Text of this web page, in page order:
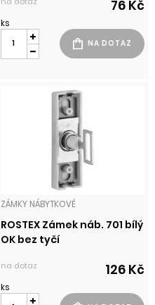
76 Kč
ks
ZÁMKY NÁBYTKOVÉ
ROSTEX Zámek náb. 701 bílý
OK bez tyčí
na dotaz 126 Kč
ks